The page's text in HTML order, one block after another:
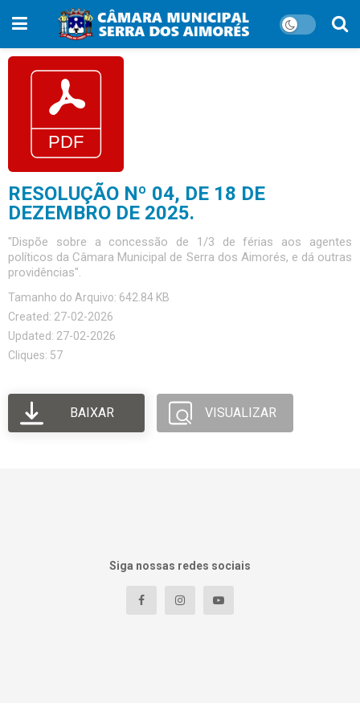
RESOLUÇÃO Nº 04, DE 18 DE
DEZEMBRO DE 2025.
"Dispõe sobre a concessão de 1/3 de férias aos agentes
políticos da Câmara Municipal de Serra dos Aimorés, e dá outras
providências".
Tamanho do Arquivo: 642.84 KB
Created: 27-02-2026
Updated: 27-02-2026
Cliques: 57
BAIXAR VISUALIZAR
Siga nossas redes sociais